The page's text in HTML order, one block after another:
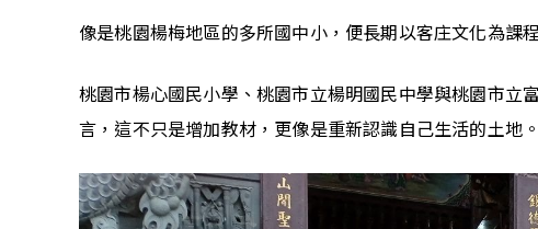
像是桃園楊梅地區的多所國中小，便長期以客庄文化為課
桃園市楊心國民小學、桃園市立楊明國民中學與桃園市立
言，這不只是增加教材，更像是重新認識自己生活的土地。